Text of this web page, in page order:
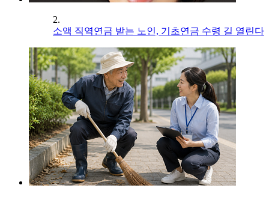
2.
소액 직역연금 받는 노인, 기초연금 수령 길 열린다